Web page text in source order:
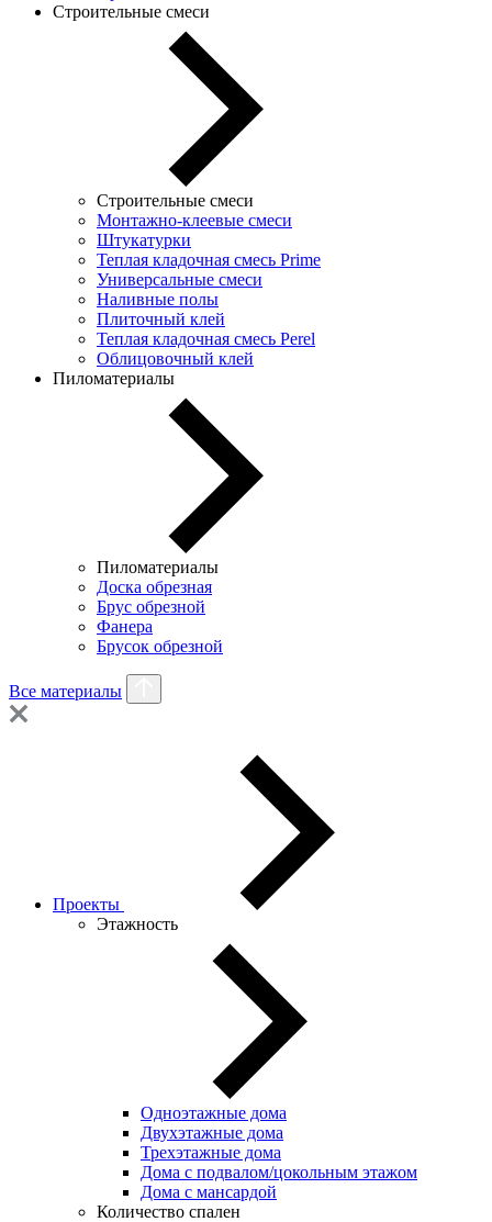
Строительные смеси
Строительные смеси
Монтажно-клеевые смеси
Штукатурки
Теплая кладочная смесь Prime
Универсальные смеси
Наливные полы
Плиточный клей
Теплая кладочная смесь Perel
Облицовочный клей
Пиломатериалы
Пиломатериалы
Доска обрезная
Брус обрезной
Фанера
Брусок обрезной
Все материалы
Проекты
Этажность
Одноэтажные дома
Двухэтажные дома
Трехэтажные дома
Дома с подвалом/цокольным этажом
Дома с мансардой
Количество спален